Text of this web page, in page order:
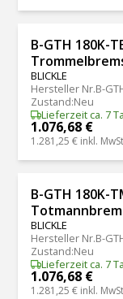
B-GTH 180K-
BLICKLE
Hersteller Nr.B-
Zustand:Neu
Lieferzeit ca. 7
1.076,68 €
1.281,25 € inkl.
B-GTH 180K-
BLICKLE
Hersteller Nr.B-
Zustand:Neu
Lieferzeit ca. 7
1.076,68 €
1.281,25 € inkl.